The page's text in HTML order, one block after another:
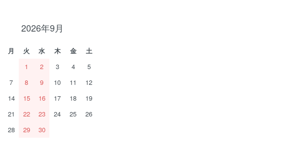
2026年9月
月 火 水 木 金
土
1
2 3 4
5
7 8 9 10 11
12
14 15 16 17 18
19
21 22 23 24 25
26
28 29 30